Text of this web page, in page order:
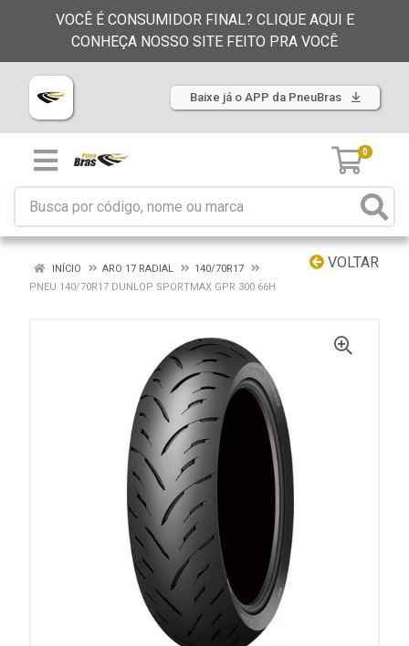
VOCÊ É CONSUMIDOR FINAL? CLIQUE AQUI E
CONHEÇA NOSSO SITE FEITO PRA VOCÊ
Baixe já o APP da PneuBras
0
VOLTAR
INÍCIO ARO 17 RADIAL
140/70R17
PNEU 140/70R17 DUNLOP SPORTMAX GPR 300 66H